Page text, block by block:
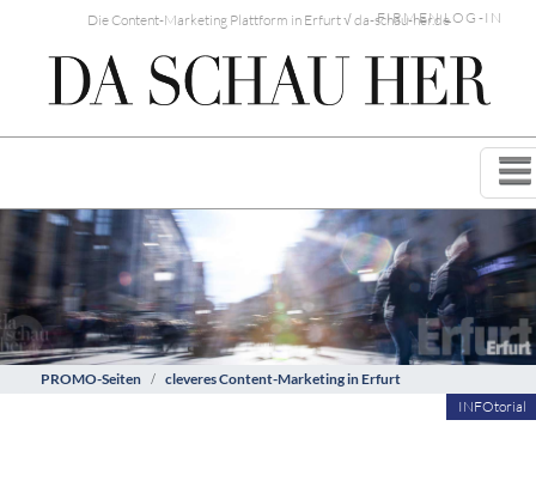
Die Content-Marketing Plattform in Erfurt √ da-schau-her.de
FIRMEN LOG-IN
PROMO-Seiten cleveres Content-Marketing in Erfurt
INFOtorial